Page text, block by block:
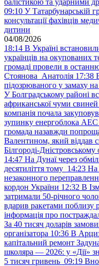
балістикою та ударними
09:10 У Татарбунарській
консультації фахівців
дитини
04/08/2026
18:14 В Україні
українців на окупованих
громаді провели в
Стоянова Анатолія 17:38
підозрюваного у замаху
У Болградському районі
африканської чуми свиней
компанія почала
зупинку енергоблока АЕС
громада назавжди
Валентином, який віддав
Білгороді-Дністровському
14:47 На Дунаї через
десятиліття тому 14:23 На
незаконного
кордон України 12:32 В
затримали 50-річного
вдарив ракетами поблизу
інформація про
За 40 тисяч доларів
організатора 10:36 В
капітальний ремонт
школяра — 2026: у «Дії»
5 тисяч гривень 09:19